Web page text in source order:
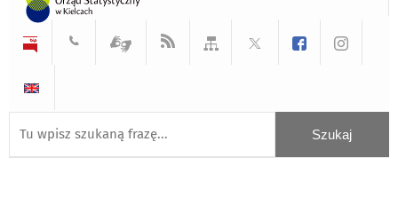
czarnymczarnymżółtym